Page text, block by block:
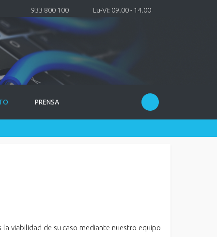
933 800 100 Lu-Vi: 09.00 - 14.00
PRENSA
viabilidad de su caso mediante nuestro equipo